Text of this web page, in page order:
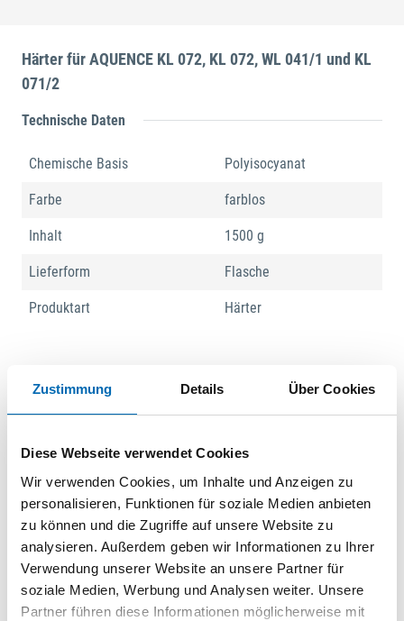
Zustimmung Details Über Cookies
Diese Webseite verwendet Cookies
Wir verwenden Cookies, um Inhalte und Anzeigen zu
personalisieren, Funktionen für soziale Medien anbieten
zu können und die Zugriffe auf unsere Website zu
analysieren. Außerdem geben wir Informationen zu Ihrer
Verwendung unserer Website an unsere Partner für
soziale Medien, Werbung und Analysen weiter. Unsere
Partner führen diese Informationen möglicherweise mit
Härter für AQUENCE KL 072, KL 072, WL 041/1 und KL
071/2
Technische Daten
Chemische Basis Polyisocyanat
Farbe farblos
Inhalt 1500 g
Lieferform Flasche
Produktart Härter
Weißleimen.
Dokumente
Datenblatt Härter R 397
PDF